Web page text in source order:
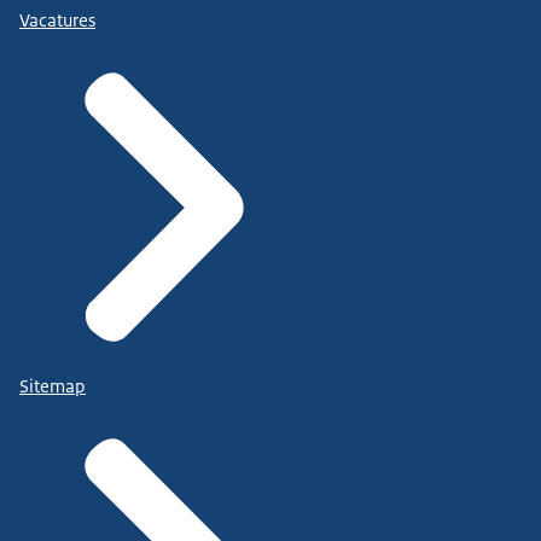
Vacatures
Sitemap